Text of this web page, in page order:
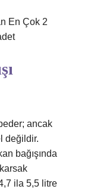
En Çok 2
ancak
değildir.
bağışında
ila 5,5 litre